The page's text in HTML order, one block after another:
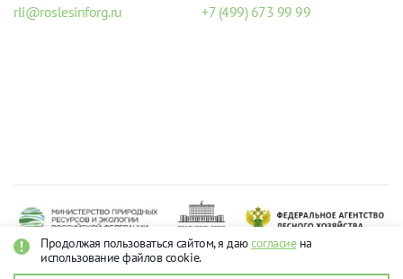
Продолжая пользоваться сайтом, я даюсогласиена
использование файлов cookie.
rli@roslesinforg.ru +7 (499) 673 99 99